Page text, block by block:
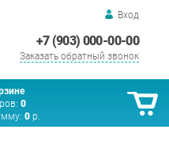
Вход
+7 (903) 000-00-00
Заказать обратный звонок
0
0 р.